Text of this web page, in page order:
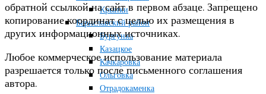
Крынки
Бериславский район
Бургунка
Казацкое
Качкаровка
Ольговка
Отрадокаменка
обратной ссылкой на сайт в первом абзаце. Запрещено
копирование координат с целью их размещения в
других информационных источниках.
Любое коммерческое использование материала
разрешается только после письменного соглашения
автора.